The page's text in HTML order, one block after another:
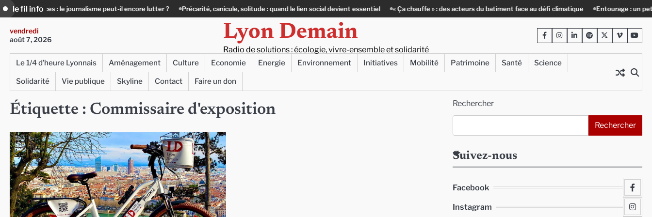
Skip
to
content
le fil info
: le journalisme peut-il encore lutter ? Précarité, canicule, solitude : quand le lien social devient essentiel « Ça chauffe » : des acteurs du batiment face au défi climatique Entourage : un petit-déj
vendredi
août 7, 2026
Lyon Demain
Radio de solutions : écologie, vivre-ensemble et solidarité
Facebook
Instagram
LinkedInSpotifyTwitterViméo
Le 1/4 d’heure Lyonnais Aménagement Culture Economie Energie Environnement Initiatives Mobilité Patrimoine Santé
Science
Solidarité
Vie publique Skyline Contact Faire un don
Étiquette : Commissaire d'exposition Rechercher
Rechercher
Suivez-nous
Facebook
Instagram